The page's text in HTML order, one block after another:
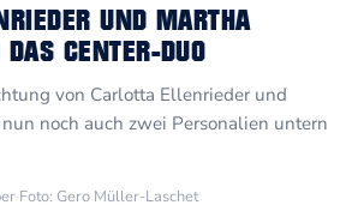
UND MARTHA
CENTER-DUO
von Carlotta Ellenrieder und
noch auch zwei Personalien untern
·Foto: Gero Müller-Laschet